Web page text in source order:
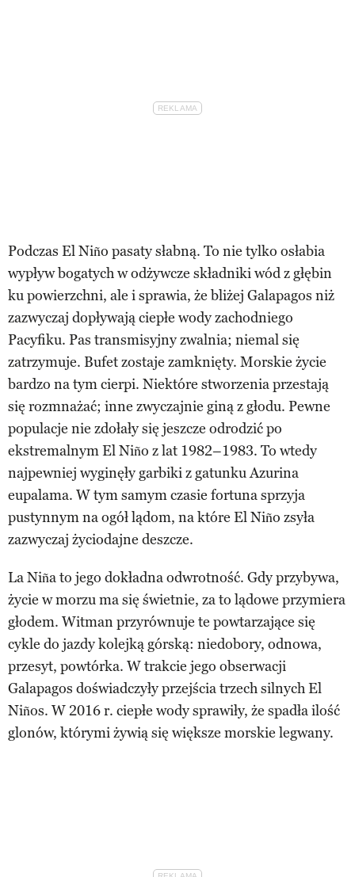
Podczas El Niño pasaty słabną. To nie tylko osłabia
wypływ bogatych w odżywcze składniki wód z głębin
ku powierzchni, ale i sprawia, że bliżej Galapagos niż
zazwyczaj dopływają ciepłe wody zachodniego
Pacyfiku. Pas transmisyjny zwalnia; niemal się
zatrzymuje. Bufet zostaje zamknięty. Morskie życie
bardzo na tym cierpi. Niektóre stworzenia przestają
się rozmnażać; inne zwyczajnie giną z głodu. Pewne
populacje nie zdołały się jeszcze odrodzić po
ekstremalnym El Niño z lat 1982–1983. To wtedy
najpewniej wyginęły garbiki z gatunku Azurina
eupalama. W tym samym czasie fortuna sprzyja
pustynnym na ogół lądom, na które El Niño zsyła
zazwyczaj życiodajne deszcze.
La Niña to jego dokładna odwrotność. Gdy przybywa,
życie w morzu ma się świetnie, za to lądowe przymiera
głodem. Witman przyrównuje te powtarzające się
cykle do jazdy kolejką górską: niedobory, odnowa,
przesyt, powtórka. W trakcie jego obserwacji
Galapagos doświadczyły przejścia trzech silnych El
Niños. W 2016 r. ciepłe wody sprawiły, że spadła ilość
glonów, którymi żywią się większe morskie legwany.